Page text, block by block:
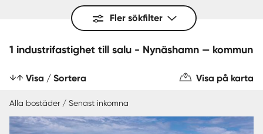
Fler sökfilter
1 industrifastighet till salu - Nynäshamn — kommun
Visa / Sortera Visa på karta
Alla bostäder / Senast inkomna